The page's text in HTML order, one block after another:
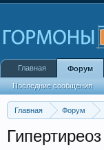
Главная Форум
Гипертиреоз
Главная Форум
Последние сообщения